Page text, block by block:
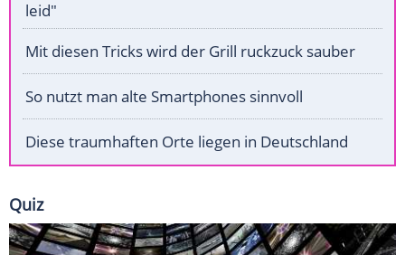
leid"
Mit diesen Tricks wird der Grill ruckzuck sauber
So nutzt man alte Smartphones sinnvoll
Diese traumhaften Orte liegen in Deutschland
Quiz